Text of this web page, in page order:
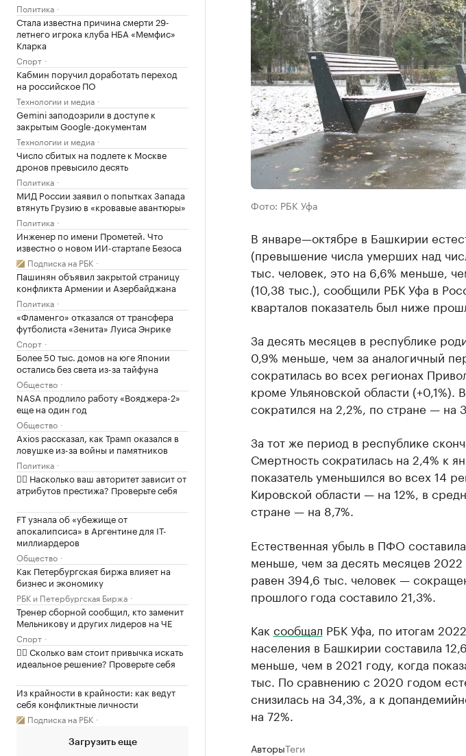
Политика
Стала известна причина смерти 29-
летнего игрока клуба НБА «Мемфис»
Кларка
Спорт
Кабмин поручил доработать переход
на российское ПО
Технологии и медиа
Gemini заподозрили в доступе к
закрытым Google-документам
Технологии и медиа
Число сбитых на подлете к Москве
дронов превысило десять
Политика
МИД России заявил о попытках Запада
втянуть Грузию в «кровавые авантюры»
Политика
Инженер по имени Прометей. Что
известно о новом ИИ-стартапе Безоса
Подписка на РБК
Пашинян объявил закрытой страницу
конфликта Армении и Азербайджана
Политика
«Фламенго» отказался от трансфера
футболиста «Зенита» Луиса Энрике
Спорт
Более 50 тыс. домов на юге Японии
остались без света из-за тайфуна
Общество
NASA продлило работу «Вояджера-2»
еще на один год
Общество
Axios рассказал, как Трамп оказался в
ловушке из-за войны и памятников
Политика
✍🏻 Насколько ваш авторитет зависит от
атрибутов престижа? Проверьте себя
FT узнала об «убежище от
апокалипсиса» в Аргентине для IT-
миллиардеров
Общество
Как Петербургская биржа влияет на
бизнес и экономику
РБК и Петербургская Биржа
Тренер сборной сообщил, кто заменит
Мельникову и других лидеров на ЧЕ
Спорт
✍🏻 Сколько вам стоит привычка искать
идеальное решение? Проверьте себя
Из крайности в крайности: как ведут
себя конфликтные личности
Подписка на РБК
Загрузить еще
Фото: РБК Уфа
В январе—октябре в Башкирии
(превышение числа умерших над
тыс. человек, это на 6,6% меньше,
(10,38 тыс.), сообщили РБК Уфа в
кварталов показатель был ниже
За десять месяцев в республике
0,9% меньше, чем за аналогичный
сократилась во всех регионах
кроме Ульяновской области (+0,1%).
сократился на 2,2%, по стране — на
За тот же период в республике
Смертность сократилась на 2,4%
показатель уменьшился во всех 14
Кировской области — на 12%, в
стране — на 8,7%.
Естественная убыль в ПФО
меньше, чем за десять месяцев
равен 394,6 тыс. человек —
прошлого года составило 21,3%.
Как сообщал РБК Уфа, по итогам
населения в Башкирии составила
меньше, чем в 2021 году, когда
тыс. По сравнению с 2020 годом
снизилась на 34,3%, а к
на 72%.
АвторыТеги